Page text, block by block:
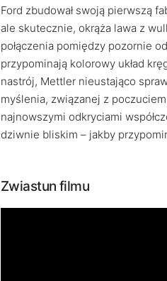
Ford zbudował swoją pierwszą
ale skutecznie, okrąża lawa z
połączenia pomiędzy pozornie
przypominają kolorowy układ
nastrój, Mettler nieustająco
myślenia, związanej z
najnowszymi odkryciami
dziwnie bliskim – jakby
Zwiastun filmu